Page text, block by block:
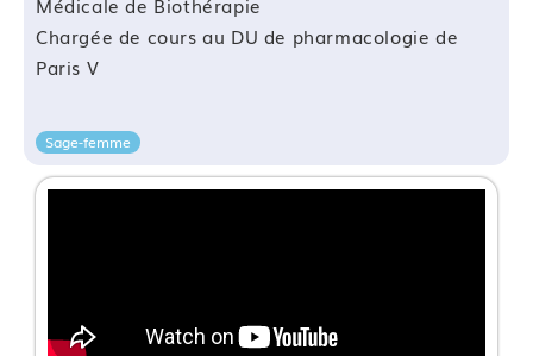
Chargée de cours au DU de pharmacologie de
Paris V
Sage-femme